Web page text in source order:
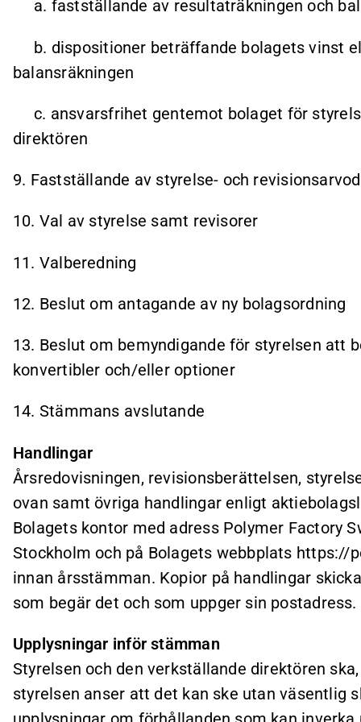
a. fastställande av resultaträkningen och
b. dispositioner beträffande bolagets vinst
balansräkningen
c. ansvarsfrihet gentemot bolaget för
direktören
9. Fastställande av styrelse- och
10. Val av styrelse samt revisorer
11. Valberedning
12. Beslut om antagande av ny bolagsordning
13. Beslut om bemyndigande för styrelsen att
konvertibler och/eller optioner
14. Stämmans avslutande
Handlingar
Årsredovisningen, revisionsberättelsen,
ovan samt övriga handlingar enligt
Bolagets kontor med adress Polymer Factory
Stockholm och på Bolagets webbplats https://
innan årsstämman. Kopior på handlingar
som begär det och som uppger sin postadress.
Upplysningar inför stämman
Styrelsen och den verkställande direktören
styrelsen anser att det kan ske utan väsentlig